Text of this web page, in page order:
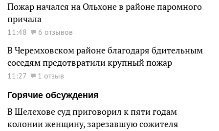
Пожар начался на Ольхоне в районе паромного
причала
11:48 6 отзывов
В Черемховском районе благодаря бдительным
соседям предотвратили крупный пожар
11:27
1 отзыв
Горячие обсуждения
В Шелехове суд приговорил к пяти годам
колонии женщину, зарезавшую сожителя